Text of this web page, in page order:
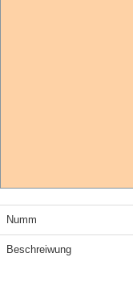
Numm
Beschreiwung